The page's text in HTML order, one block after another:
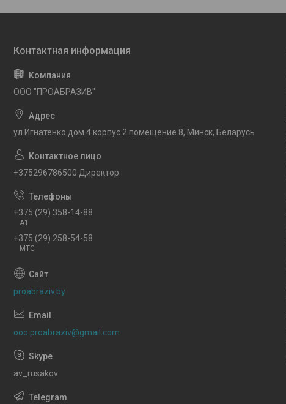
OOO "ПРОАБРАЗИВ"
ул.Игнатенко дом 4 корпус 2 помещение 8, Минск, Беларусь
+375296786500 Директор
+375 (29) 358-14-88
A1
+375 (29) 258-54-58
МТС
proabraziv.by
ooo.proabraziv@gmail.com
av_rusakov